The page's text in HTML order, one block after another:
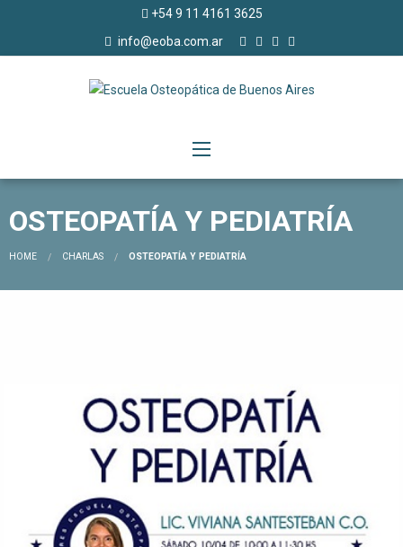
+54 9 11 4161 3625
info@eoba.com.ar
OSTEOPATÍA Y PEDIATRÍA
HOME CHARLAS OSTEOPATÍA Y PEDIATRÍA